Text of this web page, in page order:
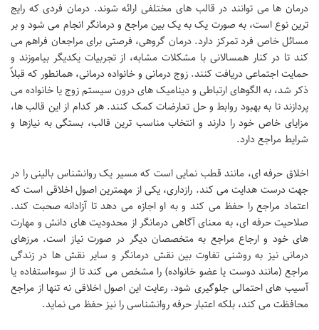
درمان ها می توانند در قالب های مختلفی ارائه شوند. درمان فردی که رایج
ترین نوع است، به صورت یک به یک بین مراجع و درمانگر انجام می شود و بر
مسائل خاص فرد تمرکز دارد. درمان گروهی، فرصتی برای مراجعان فراهم می
کند تا در کنار همسالانی با مشکلات مشابه، از تجربیات یکدیگر بیاموزند و
حمایت اجتماعی دریافت کنند. زوج درمانی و خانواده درمانی، همانطور که قبلاً
ذکر شد، به الگوهای ارتباطی و دینامیک های درون سیستم زوج یا خانواده می
پردازند تا به بهبود روابط و حل تعارضات کمک کنند. هر کدام از این قالب ها،
مزایای خاص خود را دارند و انتخاب مناسب ترین قالب، بستگی به نیازها و
شرایط مراجع دارد.
اخلاق حرفه ای، مانند قطب نمایی است که مسیر یک روانشناس بالینی را در
جهت درست هدایت می کند. رازداری، یکی از مهمترین اصول اخلاقی است که
اعتماد مراجع را حفظ می کند و به او اجازه می دهد تا آزادانه صحبت کند.
صلاحیت حرفه ای، به معنای آگاهی درمانگر از محدودیت های دانش و مهارت
های خود و ارجاع مراجع به متخصصان دیگر در صورت نیاز است. مرزهای
درمانی نیز به روشنی تفاوت بین نقش درمانگر و سایر نقش ها در زندگی
مراجع (مانند دوست یا عضو خانواده) را مشخص می کند تا از سوءاستفاده یا
آسیب های احتمالی جلوگیری شود. رعایت این اصول اخلاقی نه تنها از مراجع
محافظت می کند، بلکه اعتبار حرفه روانشناسی را نیز حفظ می نماید.